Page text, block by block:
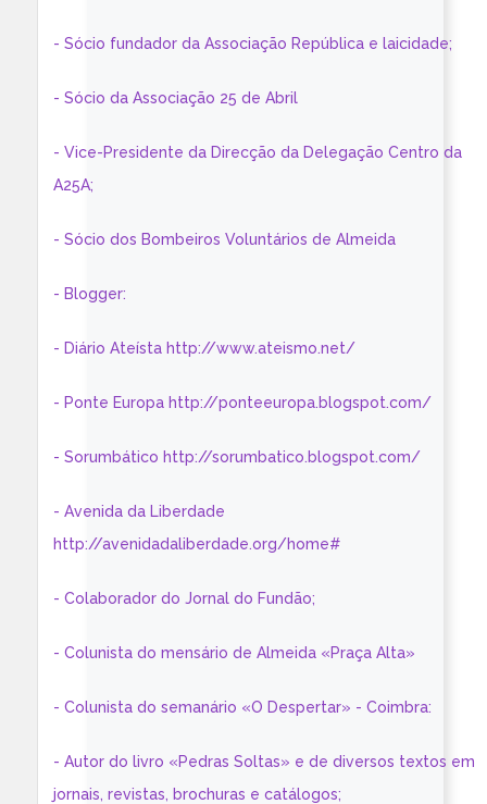
- Sócio fundador da Associação República e laicidade;
- Sócio da Associação 25 de Abril
- Vice-Presidente da Direcção da Delegação Centro da
A25A;
- Sócio dos Bombeiros Voluntários de Almeida
- Blogger:
- Diário Ateísta http://www.ateismo.net/
- Ponte Europa http://ponteeuropa.blogspot.com/
- Sorumbático http://sorumbatico.blogspot.com/
- Avenida da Liberdade
http://avenidadaliberdade.org/home#
- Colaborador do Jornal do Fundão;
- Colunista do mensário de Almeida «Praça Alta»
- Colunista do semanário «O Despertar» - Coimbra:
- Autor do livro «Pedras Soltas» e de diversos textos em
jornais, revistas, brochuras e catálogos;